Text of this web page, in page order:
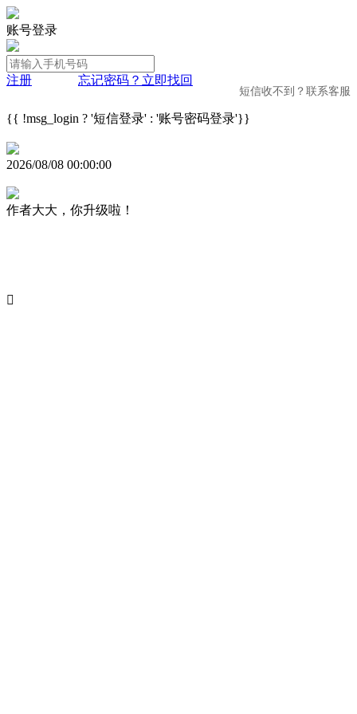
账号登录
注册 忘记密码？立即找回
短信收不到？联系客服
{{ !msg_login ? '短信登录' : '账号密码登录'}}
2026/08/08 00:00:00
作者大大，你升级啦！
